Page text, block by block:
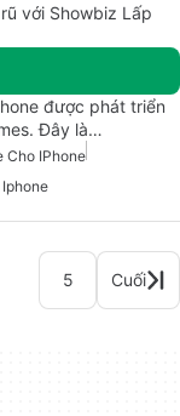
với Showbiz Lấp
được phát triển
Đây là…
Cho IPhone
5 Cuối